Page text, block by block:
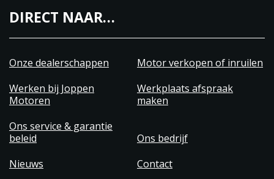
DIRECT NAAR…
Onze dealerschappen
Motor verkopen of inruilen
Werken bij Joppen
Motoren
Werkplaats afspraak
maken
Ons service & garantie
beleid
Ons bedrijf
Nieuws
Contact